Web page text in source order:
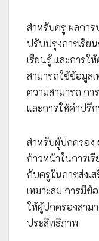
สำหรับครู ผลกา
ปรับปรุงการเรีย
เรียนรู้ และการใ
สามารถใช้ข้อมูล
ความสามารถ ก
และการให้คำปรึ
สำหรับผู้ปกครอง
ก้าวหน้าในการเ
กับครูในการส่งเ
เหมาะสม การมีข้
ให้ผู้ปกครองสาม
ประสิทธิภาพ